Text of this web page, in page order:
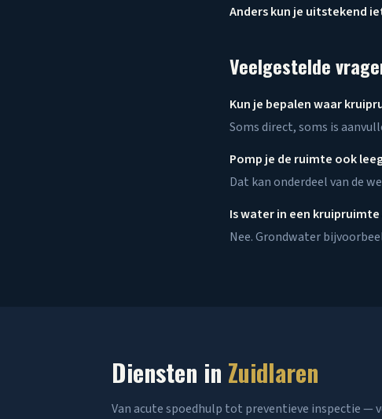
Anders kun je uitstekend
Veelgestelde
Kun je bepalen waar
Soms direct, soms is
Pomp je de ruimte ook
Dat kan onderdeel van de
Is water in een
Nee. Grondwater
Diensten in Zuidlaren
Van acute spoedhulp tot preventieve inspectie —